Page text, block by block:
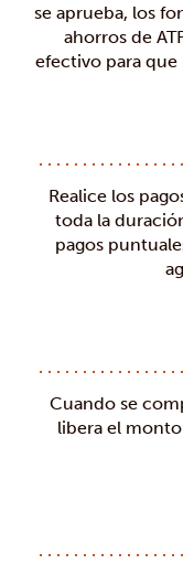
se aprueba, los
ahorros de
efectivo para que
Realice los
toda la
pagos
Cuando se
libera el